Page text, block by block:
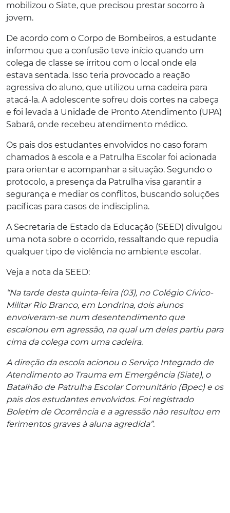
mobilizou o Siate, que precisou prestar socorro à
jovem.
De acordo com o Corpo de Bombeiros, a estudante
informou que a confusão teve início quando um
colega de classe se irritou com o local onde ela
estava sentada. Isso teria provocado a reação
agressiva do aluno, que utilizou uma cadeira para
atacá-la. A adolescente sofreu dois cortes na cabeça
e foi levada à Unidade de Pronto Atendimento (UPA)
Sabará, onde recebeu atendimento médico.
Os pais dos estudantes envolvidos no caso foram
chamados à escola e a Patrulha Escolar foi acionada
para orientar e acompanhar a situação. Segundo o
protocolo, a presença da Patrulha visa garantir a
segurança e mediar os conflitos, buscando soluções
pacíficas para casos de indisciplina.
A Secretaria de Estado da Educação (SEED) divulgou
uma nota sobre o ocorrido, ressaltando que repudia
qualquer tipo de violência no ambiente escolar.
Veja a nota da SEED:
“Na tarde desta quinta-feira (03), no Colégio Cívico-
Militar Rio Branco, em Londrina, dois alunos
envolveram-se num desentendimento que
escalonou em agressão, na qual um deles partiu para
cima da colega com uma cadeira.
A direção da escola acionou o Serviço Integrado de
Atendimento ao Trauma em Emergência (Siate), o
Batalhão de Patrulha Escolar Comunitário (Bpec) e os
pais dos estudantes envolvidos. Foi registrado
Boletim de Ocorrência e a agressão não resultou em
ferimentos graves à aluna agredida”.